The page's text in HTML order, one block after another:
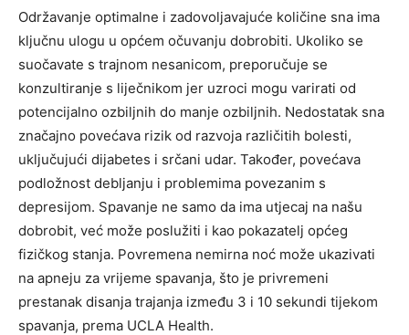
Održavanje optimalne i zadovoljavajuće količine sna ima
ključnu ulogu u općem očuvanju dobrobiti. Ukoliko se
suočavate s trajnom nesanicom, preporučuje se
konzultiranje s liječnikom jer uzroci mogu varirati od
potencijalno ozbiljnih do manje ozbiljnih. Nedostatak sna
značajno povećava rizik od razvoja različitih bolesti,
uključujući dijabetes i srčani udar. Također, povećava
podložnost debljanju i problemima povezanim s
depresijom. Spavanje ne samo da ima utjecaj na našu
dobrobit, već može poslužiti i kao pokazatelj općeg
fizičkog stanja. Povremena nemirna noć može ukazivati
na apneju za vrijeme spavanja, što je privremeni
prestanak disanja trajanja između 3 i 10 sekundi tijekom
spavanja, prema UCLA Health.